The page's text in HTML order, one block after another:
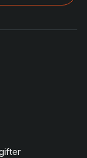
ny flik)